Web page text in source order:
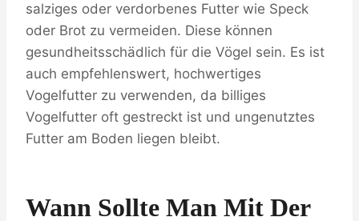
salziges oder verdorbenes Futter wie Speck
oder Brot zu vermeiden. Diese können
gesundheitsschädlich für die Vögel sein. Es ist
auch empfehlenswert, hochwertiges
Vogelfutter zu verwenden, da billiges
Vogelfutter oft gestreckt ist und ungenutztes
Futter am Boden liegen bleibt.
Wann Sollte Man Mit Der